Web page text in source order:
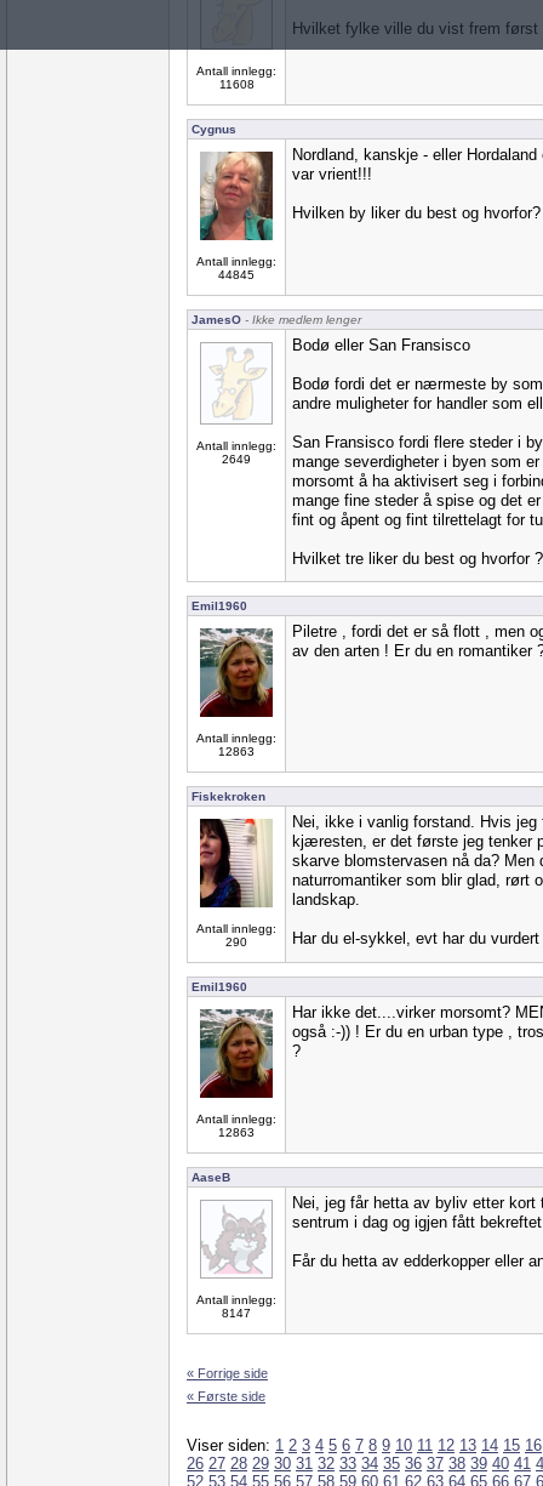
Antall innlegg:
11608
Hvilket fylke ville du vist frem
Cygnus
Antall innlegg:
44845
Nordland, kanskje - eller
var vrient!!!
Hvilken by liker du best og hvorfor?
JamesO - Ikke medlem lenger
Antall innlegg:
2649
Bodø eller San Fransisco
Bodø fordi det er nærmeste by
andre muligheter for handler som
San Fransisco fordi flere steder i
mange severdigheter i byen som
morsomt å ha aktivisert seg i
mange fine steder å spise og det
fint og åpent og fint tilrettelagt for
Hvilket tre liker du best og hvorfor ?
Emil1960
Antall innlegg:
12863
Piletre , fordi det er så flott , men
av den arten ! Er du en romantiker
Fiskekroken
Antall innlegg:
290
Nei, ikke i vanlig forstand. Hvis
kjæresten, er det første jeg tenker
skarve blomstervasen nå da? Men
naturromantiker som blir glad, rørt
landskap.
Har du el-sykkel, evt har du
Emil1960
Antall innlegg:
12863
Har ikke det....virker morsomt?
også :-)) ! Er du en urban type ,
?
AaseB
Antall innlegg:
8147
Nei, jeg får hetta av byliv etter
sentrum i dag og igjen fått
Får du hetta av edderkopper eller
« Forrige side
« Første side
Viser siden: 1 2 3 4 5 6 7 8 9 10 11 12 13 14 15 16
26 27 28 29 30 31 32 33 34 35 36 37 38 39 40 41
52 53 54 55 56 57 58 59 60 61 62 63 64 65 66 67